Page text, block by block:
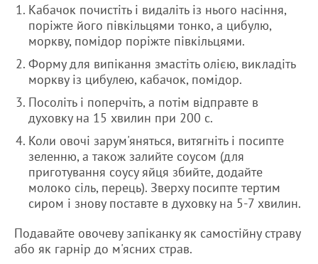
Кабачок почистіть і видаліть із нього насіння,
поріжте його півкільцями тонко, а цибулю,
моркву, помідор поріжте півкільцями.
Форму для випікання змастіть олією, викладіть
моркву із цибулею, кабачок, помідор.
Посоліть і поперчіть, а потім відправте в
духовку на 15 хвилин при 200 с.
Коли овочі зарум'яняться, витягніть і посипте
зеленню, а також залийте соусом (для
приготування соусу яйця збийте, додайте
молоко сіль, перець). Зверху посипте тертим
сиром і знову поставте в духовку на 5-7 хвилин.
Подавайте овочеву запіканку як самостійну страву
або як гарнір до м'ясних страв.